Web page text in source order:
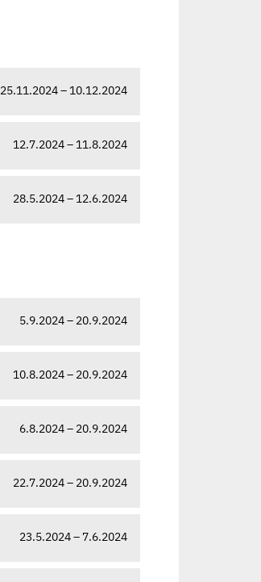
25.11.2024 – 10.12.2024
12.7.2024 – 11.8.2024
28.5.2024 – 12.6.2024
5.9.2024 – 20.9.2024
10.8.2024 – 20.9.2024
6.8.2024 – 20.9.2024
22.7.2024 – 20.9.2024
23.5.2024 – 7.6.2024